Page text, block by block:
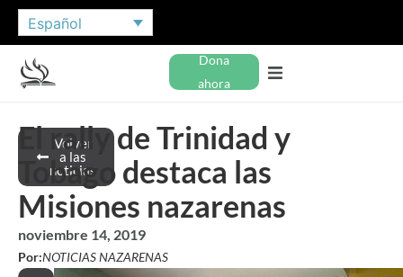
Español
Dona
ahora
Volver
a las
noticias
El rally de Trinidad y
Tobago destaca las
Misiones nazarenas
noviembre 14, 2019
Por:NOTICIAS NAZARENAS